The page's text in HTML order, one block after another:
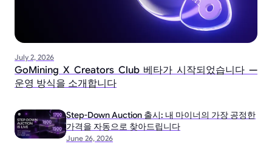
July 2, 2026
GoMining X Creators Club 베타가 시작되었습니다 —
운영 방식을 소개합니다
June 26, 2026
Step-Down Auction 출시: 내 마이너의 가장 공정한
가격을 자동으로 찾아드립니다